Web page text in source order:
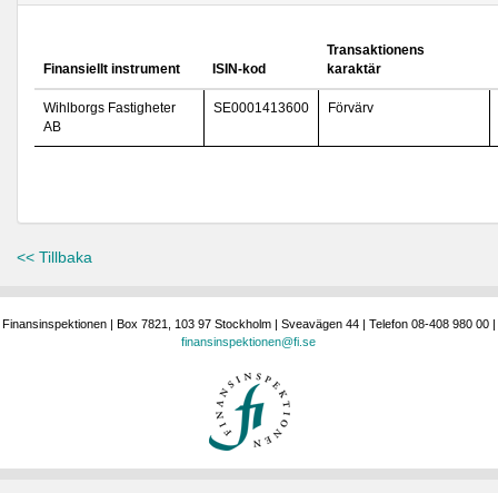
Finansiellt instrument ISIN-kod
Transaktionens
karaktär
Wihlborgs Fastigheter
AB
SE0001413600 Förvärv
<< Tillbaka
Finansinspektionen | Box 7821, 103 97 Stockholm | Sveavägen 44 | Telefon 08-408 980 00 |
finansinspektionen@fi.se